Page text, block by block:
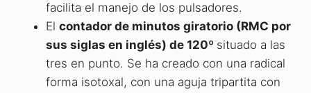
facilita el manejo de los pulsadores.
El contador de minutos giratorio (RMC por
sus siglas en inglés) de 120º situado a las
tres en punto. Se ha creado con una radical
forma isotoxal, con una aguja tripartita con